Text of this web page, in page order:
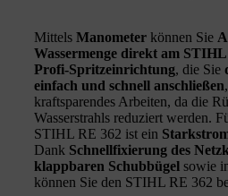
Mittels Manometer können Sie
Wassermenge direkt am
Profi-Spritzeinrichtung, die Sie
einfach und schnell anschließen
kraftsparendes Arbeiten, da die
Wasserstrahls reduziert werden.
STIHL RE 362 ist ein
Dank Schnellfixierung des
klappbaren Schubbügel sowie
können Sie den STIHL RE 362